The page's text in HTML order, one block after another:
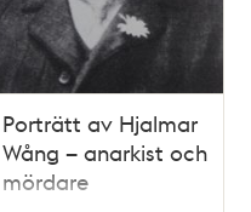
Porträtt av Hjalmar
Wång – anarkist och
mördare